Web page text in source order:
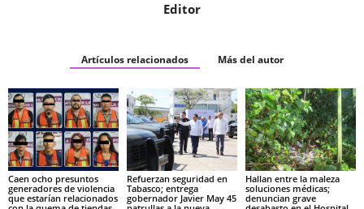
Editor
Artículos relacionados Más del autor
Caen ocho presuntos
generadores de violencia
que estarían relacionados
Refuerzan seguridad en
Tabasco; entrega
gobernador Javier May 45
Hallan entre la maleza
soluciones médicas;
denuncian grave